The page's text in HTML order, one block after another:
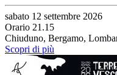
sabato 12 settembre 2026
Orario 21.15
Chiuduno, Bergamo,
Scopri di più